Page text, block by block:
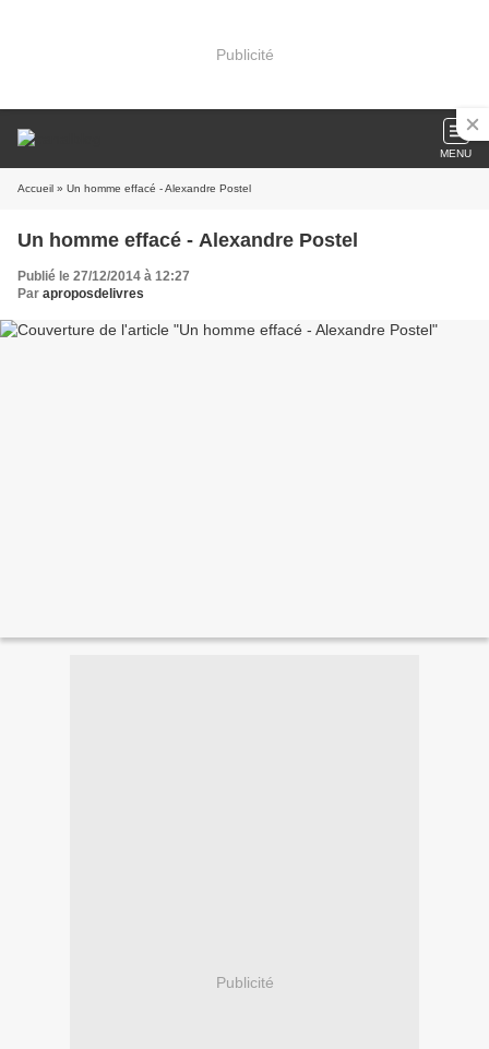
Publicité
MENU
Accueil » Un homme effacé - Alexandre Postel
Un homme effacé - Alexandre Postel
Publié le 27/12/2014 à 12:27
Par aproposdelivres
Publicité